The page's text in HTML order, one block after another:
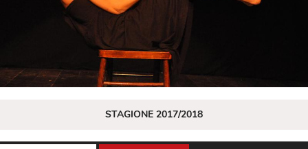
STAGIONE 2017/2018